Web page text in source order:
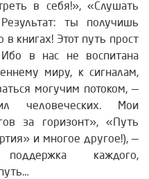
в себя!», «Слушать
ты получишь
книгах! Этот путь прост
в нас не воспитана
миру, к сигналам,
могучим потоком, —
человеческих. Мои
за горизонт», «Путь
и многое другое!), —
каждого,